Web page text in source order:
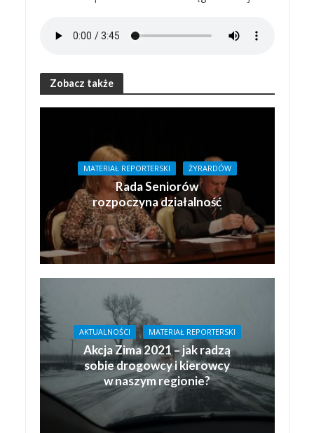
Zobacz także
MATERIAŁ REPORTERSKI ŻYRARDÓW
Rada Seniorów
rozpoczyna działalność
AKTUALNOŚCI MATERIAŁ REPORTERSKI
Akcja Zima 2021 – jak radzą
sobie drogowcy i kierowcy
w naszym regionie?